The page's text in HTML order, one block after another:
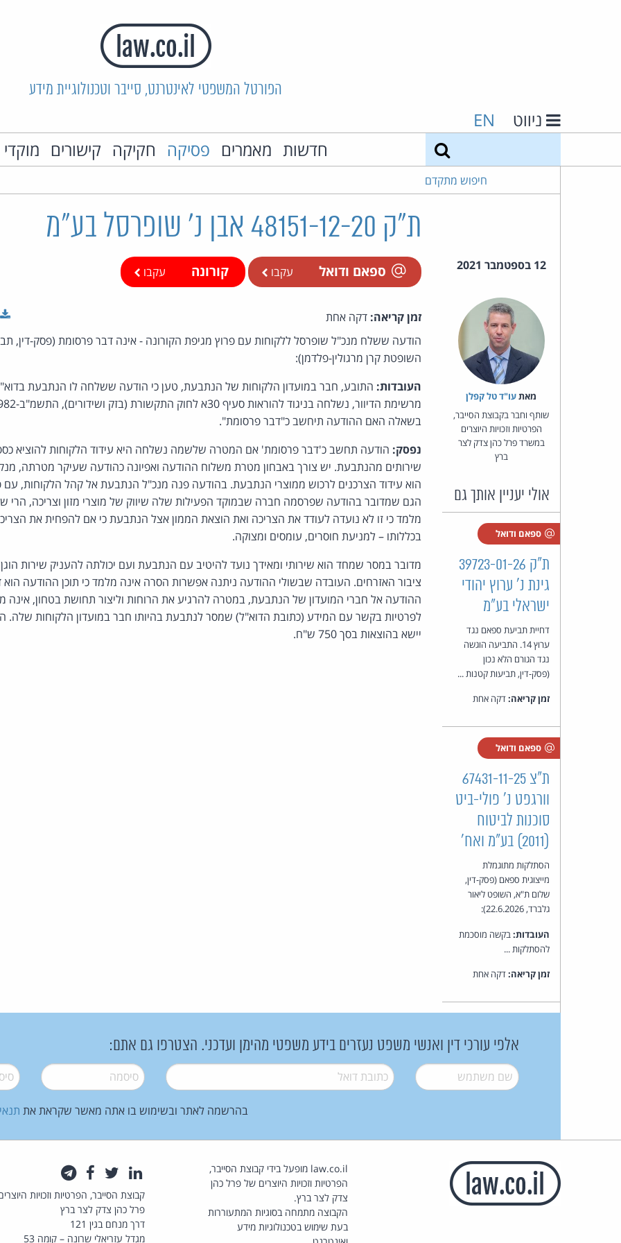
הפורטל המשפטי לאינטרנט, סייבר וטכנולוגיית מידע
ניווט EN
חדשות מאמרים פסיקה חקיקה קישורים
חיפוש מתקדם
ת"ק 48151-12-20 אבן נ' שופרסל בע"מ
12 בספטמבר 2021 ספאם ודואל עקבו קורונה עקבו
מאת‏עו"ד טל קפלן
שותף וחבר בקבוצת הסייבר,
הפרטיות וזכויות היוצרים
במשרד פרל כהן צדק לצר
ברץ
אולי יעניין אותך גם
ספאם ודואל
ת"ק 39723-01-26
גינת נ' ערוץ יהודי
ישראלי בע"מ
דחיית תביעת ספאם נגד
ערוץ 14. התביעה הוגשה
נגד הגורם הלא נכון
(פסק-דין, תביעות קטנות ...
זמן קריאה:דקה אחת
ספאם ודואל
ת"צ 67431-11-25
וורגפט נ' פולי-ביט
סוכנות לביטוח
(2011) בע"מ ואח'
הסתלקות מתוגמלת
מייצוגית ספאם (פסק-דין,
שלום ת"א, השופט ליאור
גלברד, 22.6.2026):
העובדות:בקשה מוסכמת
להסתלקות ...
זמן קריאה:דקה אחת
זמן קריאה: דקה אחת
הודעה ששלח מנכ"ל שופרסל ללקוחות עם פרוץ מגיפת הקורונה - אינה דבר פרסומת (פסק-דין,
השופטת קרן מרגולין-פלדמן):
העובדות: התובע, חבר במועדון הלקוחות של הנתבעת, טען כי הודעה ששלחה לו הנתבעת
בשאלה האם ההודעה תיחשב כ"דבר פרסומת".
נפסק: הודעה תחשב כ'דבר פרסומת' אם המטרה שלשמה נשלחה היא עידוד הלקוחות להוציא
שירותים מהנתבעת. יש צורך באבחון מטרת משלוח ההודעה ואפיונה כהודעה שעיקר מטרתה,
הוא עידוד הצרכנים לרכוש ממוצרי הנתבעת. בהודעה פנה מנכ"ל הנתבעת אל קהל הלקוחות, עם
הגם שמדובר בהודעה שפרסמה חברה שבמוקד הפעילות שלה שיווק של מוצרי מזון וצריכה, הרי
מלמד כי זו לא נועדה לעודד את הצריכה ואת הוצאת הממון אצל הנתבעת כי אם להפחית את
בכללותו – למניעת חוסרים, עומסים ומצוקה.
מדובר במסר שמחד הוא שירותי ומאידך נועד להיטיב עם הנתבעת ועם יכולתה להעניק שירות הוגן
ציבור האזרחים. העובדה שבשולי ההודעה ניתנה אפשרות הסרה אינה מלמד כי תוכן ההודעה
ההודעה אל חברי המועדון של הנתבעת, במטרה להרגיע את הרוחות וליצור תחושת בטחון, אינה
לפרטיות בקשר עם המידע (כתובת הדוא"ל) שמסר לנתבעת בהיותו חבר במועדון הלקוחות
יישא בהוצאות בסך 750 ש"ח.
אלפי עורכי דין ואנשי משפט נעזרים בידע משפטי מהימן ועדכני. הצטרפו גם אתם:
שם משתמש* דואל* סיסמה*
בהרשמה לאתר ובשימוש בו אתה מאשר שקראת את
law.co.il מופעל בידי קבוצת הסייבר,
הפרטיות וזכויות היוצרים של פרל כהן
צדק לצר ברץ.
הקבוצה מתמחה בסוגיות המתעוררות
בעת שימוש בטכנולוגיות מידע
לינקדאין
טוויטרפייסבוק
קבוצת הסייבר, הפרטיות וזכויות
פרל כהן צדק לצר ברץ
דרך מנחם בגין 121
מגדל עזריאלי שרונה – קומה 53